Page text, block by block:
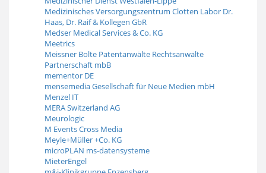
Medizinisches Versorgungszentrum Clotten Labor Dr.
Haas, Dr. Raif & Kollegen GbR
Medser Medical Services & Co. KG
Meetrics
Meissner Bolte Patentanwälte Rechtsanwälte
Partnerschaft mbB
mementor DE
mensemedia Gesellschaft für Neue Medien mbH
Menzel IT
MERA Switzerland AG
Meurologic
M Events Cross Media
Meyle+Müller +Co. KG
microPLAN ms-datensysteme
MieterEngel